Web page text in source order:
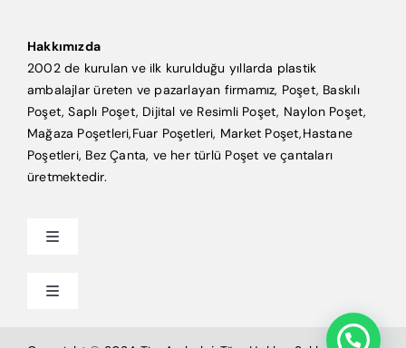
Hakkımızda
2002 de kurulan ve ilk kurulduğu yıllarda plastik
ambalajlar üreten ve pazarlayan firmamız, Poşet, Baskılı
Poşet, Saplı Poşet, Dijital ve Resimli Poşet, Naylon Poşet,
Mağaza Poşetleri,Fuar Poşetleri, Market Poşet,Hastane
Poşetleri, Bez Çanta, ve her türlü Poşet ve çantaları
üretmektedir.
Toggle
Anasayfa
Tim Ambalaj
Toggle